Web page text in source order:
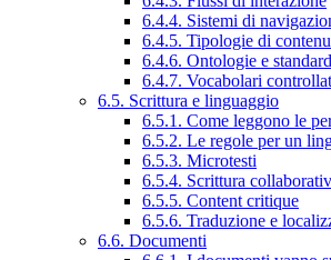
6.4.4. Sistemi di
6.4.5. Tipologie di
6.4.6. Ontologie e standard
6.4.7. Vocabolari
6.5. Scrittura e linguaggio
6.5.1. Come leggono le
6.5.2. Le regole per un
6.5.3. Microtesti
6.5.4. Scrittura
6.5.5. Content critique
6.5.6. Traduzione e
6.6. Documenti